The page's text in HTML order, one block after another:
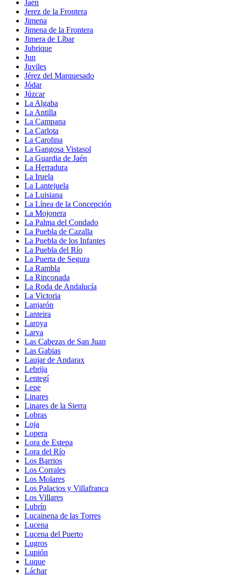
Jaén
Jerez de la Frontera
Jimena
Jimena de la Frontera
Jimera de Líbar
Jubrique
Jun
Juviles
Jérez del Marquesado
Jódar
Júzcar
La Algaba
La Antilla
La Campana
La Carlota
La Carolina
La Gangosa Vistasol
La Guardia de Jaén
La Herradura
La Iruela
La Lantejuela
La Luisiana
La Línea de la Concepción
La Mojonera
La Palma del Condado
La Puebla de Cazalla
La Puebla de los Infantes
La Puebla del Río
La Puerta de Segura
La Rambla
La Rinconada
La Roda de Andalucía
La Victoria
Lanjarón
Lanteira
Laroya
Larva
Las Cabezas de San Juan
Las Gabias
Laujar de Andarax
Lebrija
Lentegí
Lepe
Linares
Linares de la Sierra
Lobras
Loja
Lopera
Lora de Estepa
Lora del Río
Los Barrios
Los Corrales
Los Molares
Los Palacios y Villafranca
Los Villares
Lubrín
Lucainena de las Torres
Lucena
Lucena del Puerto
Lugros
Lupión
Luque
Láchar